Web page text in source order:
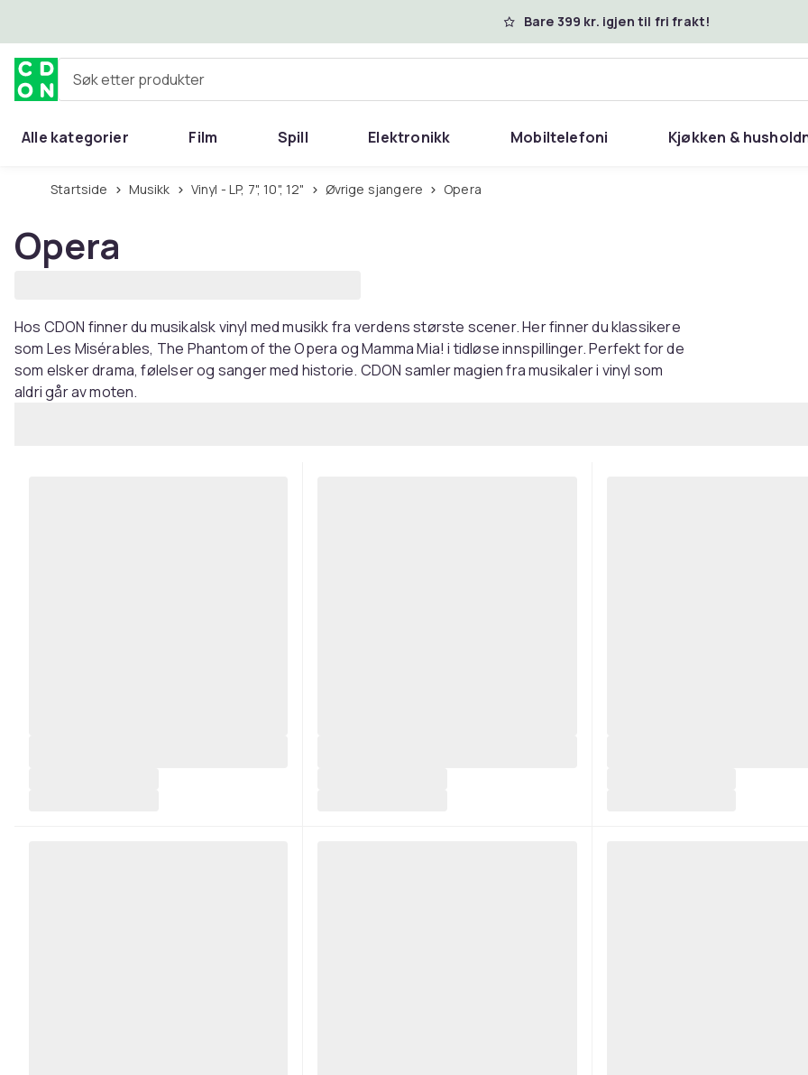
Bare 399 kr. igjen til fri frakt!
Søk etter produkter
Alle kategorier Film Spill Elektronikk Mobiltelefoni Kjøkken &
Startside Musikk Vinyl - LP, 7", 10", 12" Øvrige sjangere Opera
Opera
Hos CDON finner du musikalsk vinyl med musikk fra verdens største scener. Her finner du klassikere
som Les Misérables, The Phantom of the Opera og Mamma Mia! i tidløse innspillinger. Perfekt for de
som elsker drama, følelser og sanger med historie. CDON samler magien fra musikaler i vinyl som
aldri går av moten.